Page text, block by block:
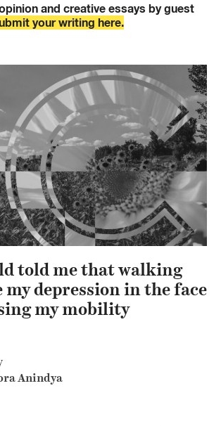
and creative essays by guest
your writing here.
told me that walking
depression in the face
my mobility
Anindya